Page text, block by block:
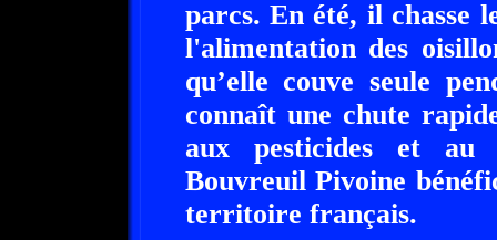
parcs. En été, il chasse
l'alimentation des
qu’elle couve seule
connaît une chute
aux pesticides et au
Bouvreuil Pivoine
territoire français.